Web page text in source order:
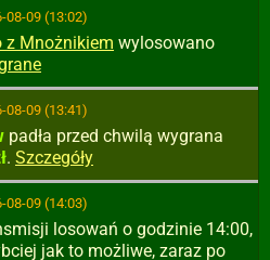
08-09 (13:02)
z Mnożnikiem wylosowano
08-09 (13:41)
padła przed chwilą wygrana
. Szczegóły
08-09 (14:03)
losowań o godzinie 14:00,
jak to możliwe, zaraz po